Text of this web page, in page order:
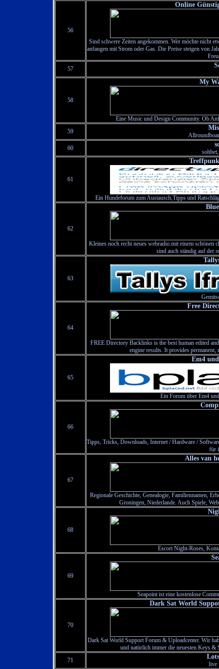
56
Online
Sind schwere Zeiten angekommen. Wer möchte nicht
anfangen mit Strom oder Gas. Die Preise steigen von
57
58
My
Eine Music und Design Community. Ob
59
60
61
Ein Hundeforum zum Austausch,Tipps und
62
Kleines noch recht neues webradio.mit einem schönen
sind auch ständig auf der
63
64
Free
FREE Directory Backlinks is the best human edited
engine results. It provides
65
Em4
Ein Forum über Em4
66
Tipps, Tricks, Downloads, Internet / Hardware /
für
67
Alles van
Regionale Geschichte, Genealogie, Familiennamen,
Groningen, Niederlande. Auch Spiele,
68
Escort Night-Roses,
69
Seapoint ist eine kostenlose
70
Dark Sat World
Dark Sat World Support Forum & Uploadcenter. Wir
und natürlich immer die neuesten Keys &
71
live